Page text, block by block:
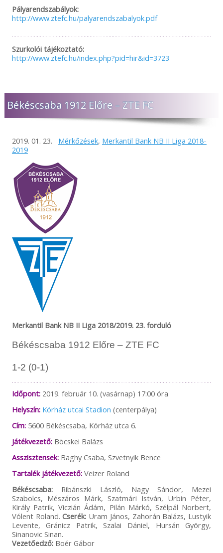
Pályarendszabályok:
http://www.ztefc.hu/palyarendszabalyok.pdf
Szurkolói tájékoztató:
http://www.ztefc.hu/index.php?pid=hir&id=3723
Békéscsaba 1912 Előre – ZTE FC
2019. 01. 23. Mérkőzések, Merkantil Bank NB II Liga 2018-
2019
Merkantil Bank NB II Liga 2018/2019. 23. forduló
Békéscsaba 1912 Előre – ZTE FC
1-2 (0-1)
Időpont:2019. február 10. (vasárnap) 17:00 óra
Helyszín: Kórház utcai Stadion (centerpálya)
Cím:5600 Békéscsaba, Kórház utca 6.
Játékvezető:Böcskei Balázs
Asszisztensek:Baghy Csaba, Szvetnyik Bence
Tartalék játékvezető: Veizer Roland
Békéscsaba:Ribánszki László, Nagy Sándor, Mezei
Szabolcs, Mészáros Márk, Szatmári István, Urbin Péter,
Király Patrik, Viczián Ádám, Pilán Márkó, Szélpál Norbert,
Vólent Roland.Cserék: Uram János, Zahorán Balázs, Lustyik
Levente, Gránicz Patrik, Szalai Dániel, Hursán György,
Sinanovic Sinan.
Vezetőedző:Boér Gábor